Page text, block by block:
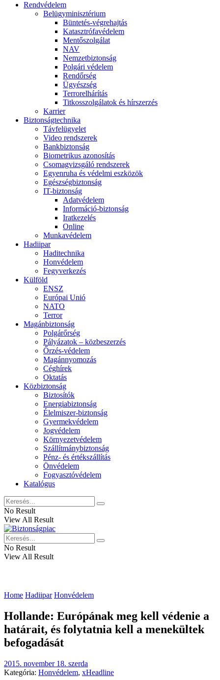
Rendvédelem
Belügyminisztérium
Büntetés-végrehajtás
Katasztrófavédelem
Mentőszolgálat
NAV
Nemzetbiztonság
Polgári védelem
Rendőrség
Ügyészség
Terrorelhárítás
Titkosszolgálatok és hírszerzés
Karrier
Biztonságtechnika
Távfelügyelet
Video rendszerek
Bankbiztonság
Biometrikus azonosítás
Csomagvizsgáló rendszerek
Egyenruha és védelmi eszközök
Egészségbiztonság
IT-biztonság
Adatvédelem
Információ-biztonság
Iratkezelés
Online
Munkavédelem
Hadiipar
Haditechnika
Honvédelem
Fegyverkezés
Külföld
ENSZ
Európai Unió
NATO
Terror
Magánbiztonság
Polgárőrség
Pályázatok – közbeszerzés
Őrzés-védelem
Magánnyomozás
Céghírek
Oktatás
Közbiztonság
Biztosítók
Energiabiztonság
Élelmiszer-biztonság
Gyermekvédelem
Jogvédelem
Környezetvédelem
Szállítmánybiztonság
Pénz- és értékszállítás
Önvédelem
Fogyasztóvédelem
Katalógus
No Result
View All Result
No Result
View All Result
Home Hadiipar Honvédelem
Hollande: Európának meg kell védenie a
határait, és folytatnia kell a menekültek
befogadását
2015. november 18. szerda
Kategória: Honvédelem, xHeadline